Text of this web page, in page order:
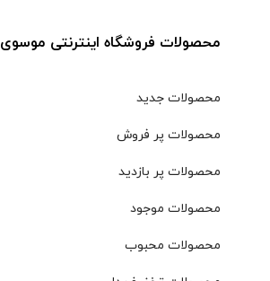
محصولات فروشگاه اینترنتی موسوی
محصولات جدید
محصولات پر فروش
محصولات پر بازدید
محصولات موجود
محصولات محبوب